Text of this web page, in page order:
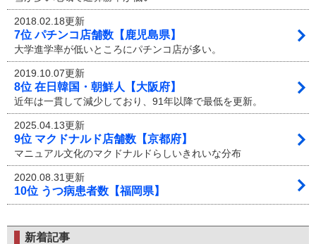
2018.02.18更新
7位 パチンコ店舗数【鹿児島県】
大学進学率が低いところにパチンコ店が多い。
2019.10.07更新
8位 在日韓国・朝鮮人【大阪府】
近年は一貫して減少しており、91年以降で最低を更新。
2025.04.13更新
9位 マクドナルド店舗数【京都府】
マニュアル文化のマクドナルドらしいきれいな分布
2020.08.31更新
10位 うつ病患者数【福岡県】
新着記事